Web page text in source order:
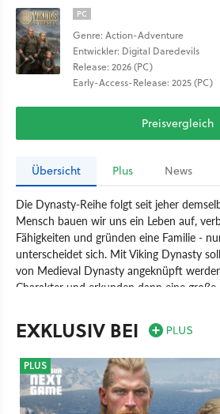
PC
Genre: Action-Adventure
Entwickler: Digital Daredevils
Release: 2026 (PC)
Early-Access-Release: 2025 (PC)
Preisvergleich
Übersicht Plus News
Die Dynasty-Reihe folgt seit jeher
Mensch bauen wir uns ein Leben auf,
Fähigkeiten und gründen eine Familie -
unterscheidet sich. Mit Viking Dynasty
von Medieval Dynasty angeknüpft
Charakter und erkunden dann eine
Bootsfahrt. Außerdem soll die Götterwelt
größere Rolle spiele als in früheren
Vikings Dynasty PC Action-Adventure
Toplitz Productions
Kids With Sticks
EXKLUSIV BEI
PLUS